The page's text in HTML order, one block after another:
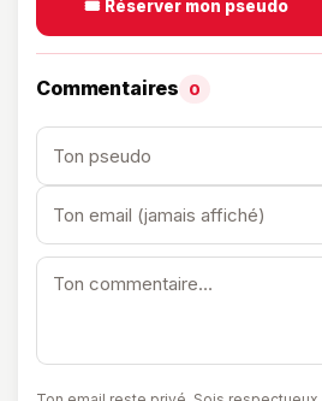
🎟️ Réserver mon pseudo
Commentaires 0